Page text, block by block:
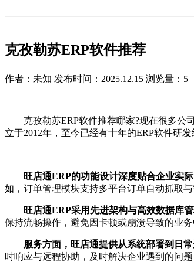
克孜勒苏ERP软件推荐
作者：未知 发布时间：2025.12.15 浏览量：5
克孜勒苏ERP软件推荐哪家?现在很多公司
立于2012年，至今已经有十年的ERP软件研
旺店通ERP的功能设计深度贴合企业实
如，订单管理模块支持多平台订单自动抓取
旺店通ERP采用先进架构与高效数据库管
保持流畅操作，避免因卡顿或崩溃导致的业
服务方面，旺店通提供从系统部署到日常
时响应与远程协助，及时解决企业遇到的问